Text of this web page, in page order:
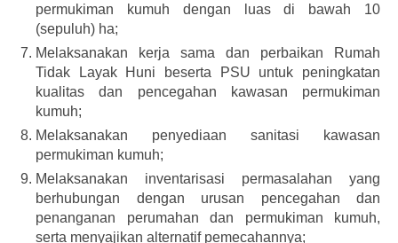
permukiman kumuh dengan luas di bawah 10
(sepuluh) ha;
Melaksanakan kerja sama dan perbaikan Rumah
Tidak Layak Huni beserta PSU untuk peningkatan
kualitas dan pencegahan kawasan permukiman
kumuh;
Melaksanakan penyediaan sanitasi kawasan
permukiman kumuh;
Melaksanakan inventarisasi permasalahan yang
berhubungan dengan urusan pencegahan dan
penanganan perumahan dan permukiman kumuh,
serta menyajikan alternatif pemecahannya;